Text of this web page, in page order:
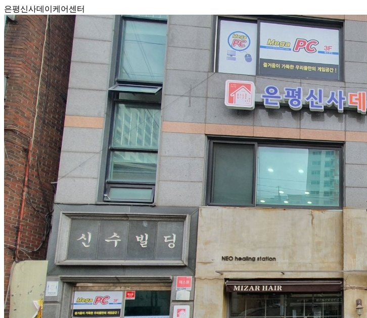
은평신사데이케어센터